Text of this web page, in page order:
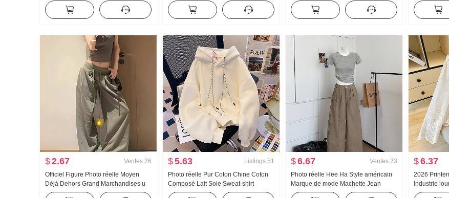
Camisole Cardigan Ensemble deux
pièces T-shirt Top Femme
Manches longues Chemise Femme
Vêtements d'été Ample Décontracté
Détente Manches longues Unique
Conception Sens Niche Rayures
Cintré Manches longues Chemise
pour femmes
Femme
Couleur
Amincissant
$2.67 Ventes 26
Officiel Figure Photo réelle Moyen
Déjà Dehors Grand Marchandises u
Collier Os de boeuf Boucle En forme
$5.63 Listings 51
Photo réelle Pur Coton Chine Coton
Composé Lait Soie Sweat-shirt
Femme Version légère 2025 Automne
$6.67 Ventes 23
Photo réelle Hee Ha Style américain
Marque de mode Machette Jean
Ample Kuo Jambe Décontracté
$6.37
2026
Industrie
Claudine